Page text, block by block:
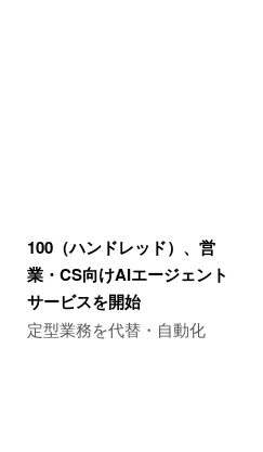
100（ハンドレッド）、営
業・CS向けAIエージェント
サービスを開始
定型業務を代替・自動化